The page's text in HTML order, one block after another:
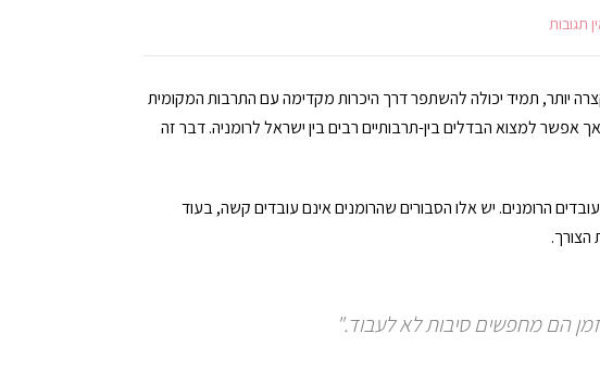
תגובות
יותר, תמיד יכולה להשתפר דרך היכרות מקדימה עם התרבות המקומית
אפשר למצוא הבדלים בין-תרבותיים רבים בין ישראל לרומניה. דבר זה
הרומנים. יש אלו הסבורים שהרומנים אינם עובדים קשה, בעוד
הצורך.
הם מחפשים סיבות לא לעבוד."